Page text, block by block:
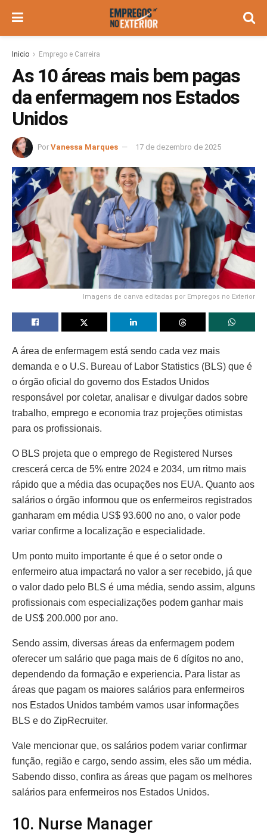
Inicio Emprego e Carreira
As 10 áreas mais bem pagas
da enfermagem nos Estados
Unidos
Por Vanessa Marques 17 de dezembro de 2025
Imagens de canva editadas por Empregos no Exterior
A área de enfermagem está sendo cada vez mais
demanda e o U.S. Bureau of Labor Statistics (BLS) que é
o órgão oficial do governo dos Estados Unidos
responsável por coletar, analisar e divulgar dados sobre
trabalho, emprego e economia traz projeções otimistas
para os profissionais.
O BLS projeta que o emprego de Registered Nurses
crescerá cerca de 5% entre 2024 e 2034, um ritmo mais
rápido que a média das ocupações nos EUA. Quanto aos
salários o órgão informou que os enfermeiros registrados
ganharam em média US$ 93.600 no ano, o valor pode
variar confirme a localização e especialidade.
Um ponto muito importante é que é o setor onde o
enfermeiro atua impactará no valor a ser recebido, já que
o valor dado pelo BLS é uma média, sendo assim, alguns
profissionais com especializações podem ganhar mais
de US$ 200.000 por ano.
Sendo assim, diversas áreas da enfermagem podem
oferecer um salário que paga mais de 6 dígitos no ano,
dependendo da formação e experiencia. Para listar as
áreas que pagam os maiores salários para enfermeiros
nos Estados Unidos também vamos usar informações
BLS e do ZipRecruiter.
Vale mencionar que, os salários podem variar confirmar
função, região e cargo, sendo assim, eles são um média.
Sabendo disso, confira as áreas que pagam os melhores
salários para enfermeiros nos Estados Unidos.
10. Nurse Manager